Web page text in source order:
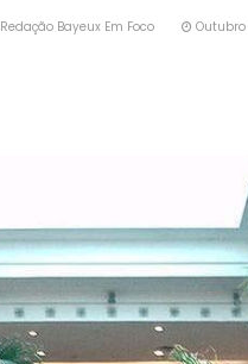
Redação Bayeux Em Foco Outubro